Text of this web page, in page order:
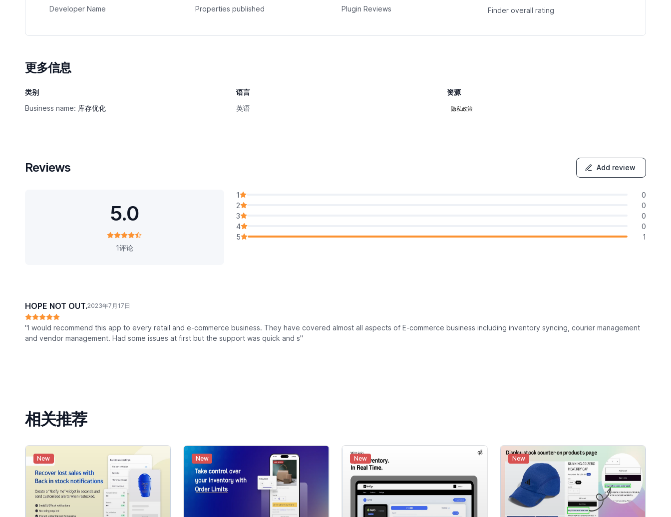
Developer Name Properties published Plugin Reviews Finder overall rating
更多信息
类别
Business name: 库存优化
语言
英语
资源
隐私政策
Reviews Add review
5.0
1评论
1
0
2
0
3
0
4
0
5
1
HOPE NOT OUT.2023年7月17日
"I would recommend this app to every retail and e-commerce business. They have covered almost all aspects of E-commerce business including inventory syncing, courier management
and vendor management. Had some issues at first but the support was quick and s"
相关推荐
New New New New